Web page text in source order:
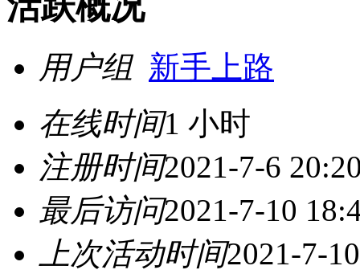
用户组 新手上路
在线时间1 小时
注册时间2021-7-6
最后访问2021-7-10
上次活动时间2021-7-